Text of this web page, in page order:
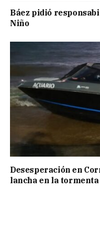
Báez pidió
Niño
Desesperación en
lancha en la